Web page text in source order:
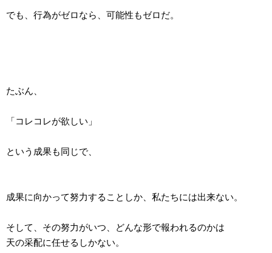
でも、行為がゼロなら、可能性もゼロだ。
たぶん、
「コレコレが欲しい」
という成果も同じで、
成果に向かって努力することしか、私たちには出来ない。
そして、その努力がいつ、どんな形で報われるのかは
天の采配に任せるしかない。